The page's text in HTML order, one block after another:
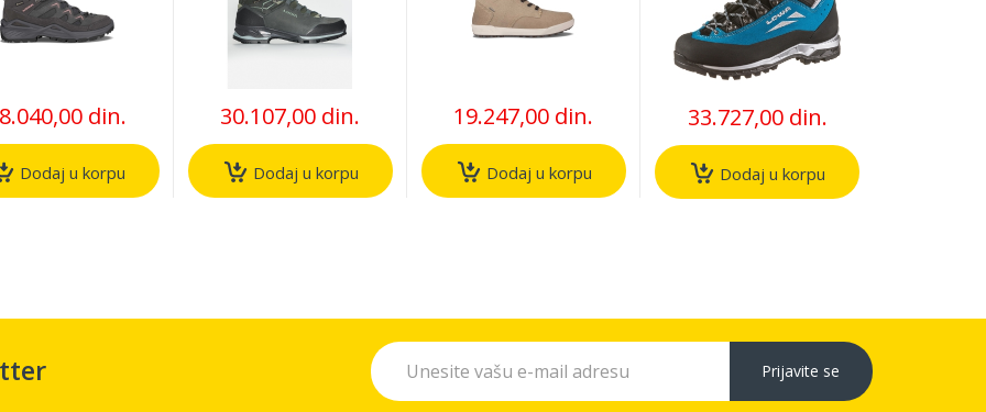
din.
Dodaj u korpu
30.107,00 din.
Dodaj u korpu
19.247,00 din.
Dodaj u korpu
33.727,00 din.
Dodaj u korpu
Prijavite se